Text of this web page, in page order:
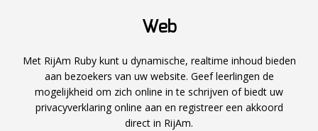
Web
Met RijAm Ruby kunt u dynamische, realtime inhoud bieden
aan bezoekers van uw website. Geef leerlingen de
mogelijkheid om zich online in te schrijven of biedt uw
privacyverklaring online aan en registreer een akkoord
direct in RijAm.